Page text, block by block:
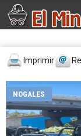
Imprimir
NOGALES